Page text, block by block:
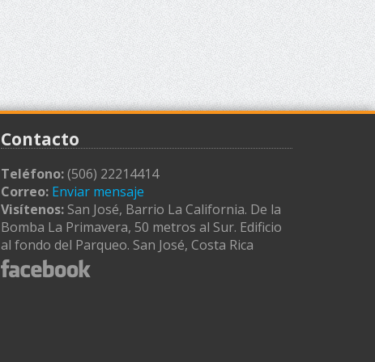
Contacto
Teléfono:(506) 22214414
Correo: Enviar mensaje
Visítenos: San José, Barrio La California. De la
Bomba La Primavera, 50 metros al Sur. Edificio
al fondo del Parqueo. San José, Costa Rica